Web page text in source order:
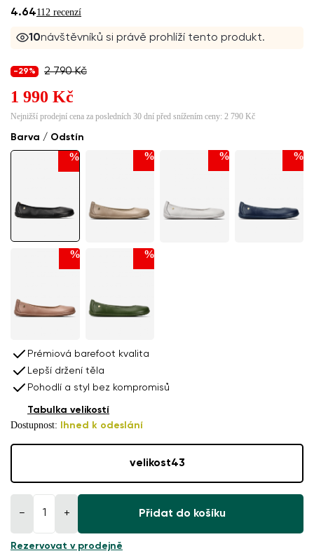
4.64112 recenzí
10návštěvníků si právě prohlíží tento produkt.
Barva / Odstín
% % % %
% %
-29% 2 790 Kč
1 990 Kč
Nejnižší prodejní cena za posledních 30 dní před snížením ceny: 2 790 Kč
Prémiová barefoot kvalita
Lepší držení těla
Pohodlí a styl bez kompromisů
Dostupnost: Ihned k odeslání
Tabulka velikostí
velikost43
− + Přidat do košíku
Rezervovat v prodejně